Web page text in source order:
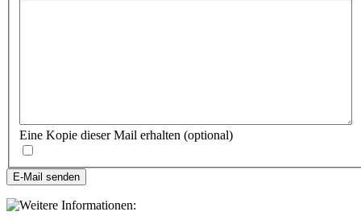
Eine Kopie dieser Mail erhalten (optional)
E-Mail senden